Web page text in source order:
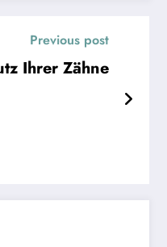
Previous post
Ihrer Zähne